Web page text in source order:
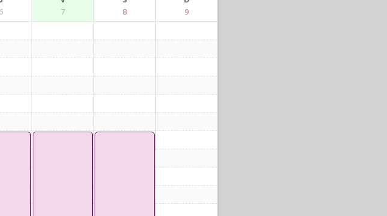
6
7
8
9